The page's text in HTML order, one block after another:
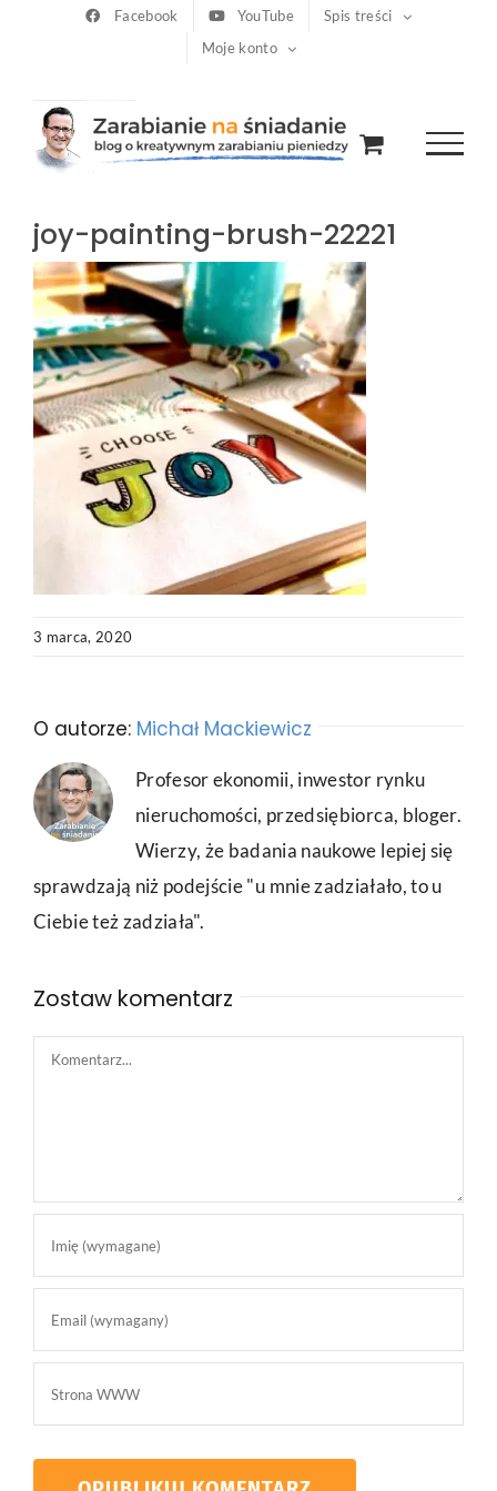
Facebook YouTube
Spis treści
Moje konto
joy-painting-brush-22221
3 marca, 2020
O autorze: Michał Mackiewicz
Profesor ekonomii, inwestor rynku
nieruchomości, przedsiębiorca, bloger.
Wierzy, że badania naukowe lepiej się
sprawdzają niż podejście "u mnie zadziałało, to u
Ciebie też zadziała".
Zostaw komentarz
Comment